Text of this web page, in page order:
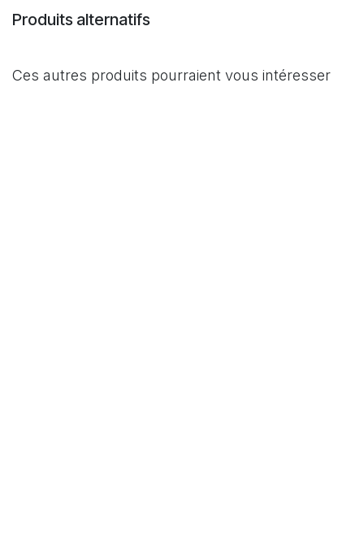
Produits alternatifs
Ces autres produits pourraient vous intéresser